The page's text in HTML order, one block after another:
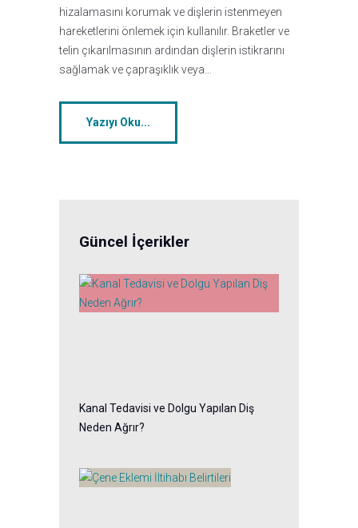
hizalamasını korumak ve dişlerin istenmeyen
hareketlerini önlemek için kullanılır. Braketler ve
telin çıkarılmasının ardından dişlerin istikrarını
sağlamak ve çapraşıklık veya…
Yazıyı Oku...
Güncel İçerikler
Kanal Tedavisi ve Dolgu Yapılan Diş
Neden Ağrır?